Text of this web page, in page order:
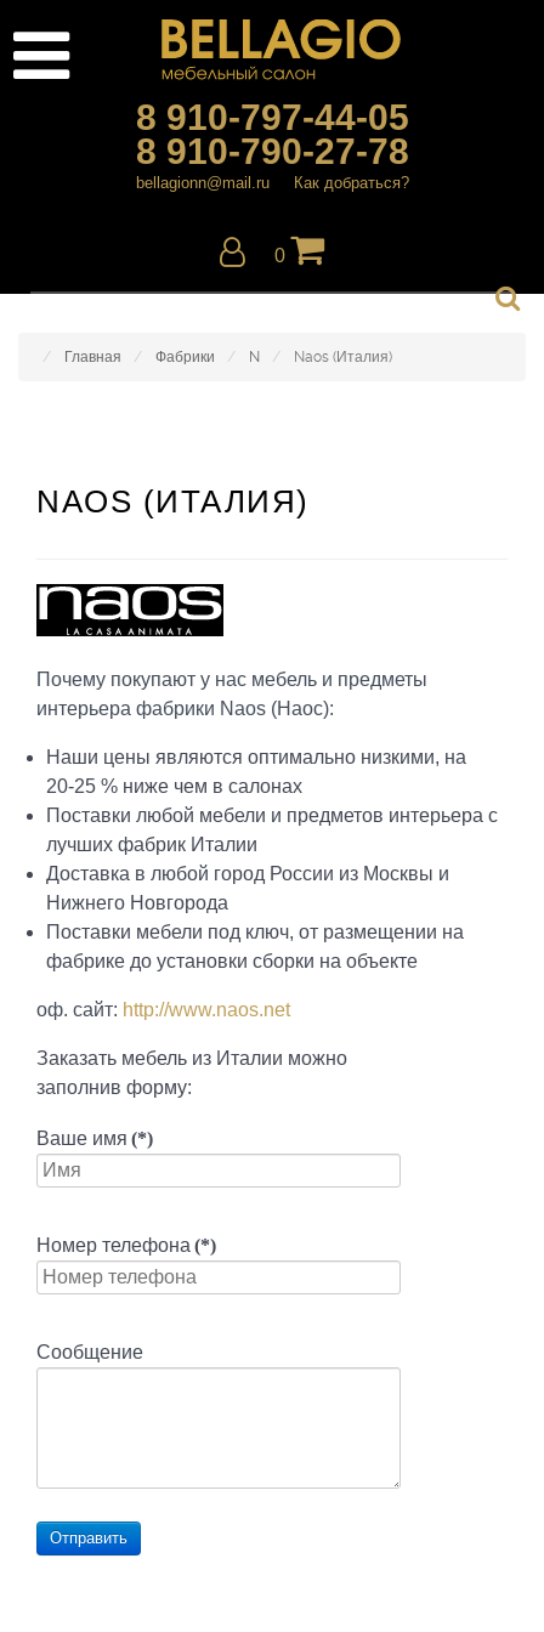
8 910-797-44-05
8 910-790-27-78
bellagionn@mail.ru Как добраться?
0
Главная Фабрики N Naos (Италия)
NAOS (ИТАЛИЯ)
Почему покупают у нас мебель и предметы
интерьера фабрики Naos (Наос):
Наши цены являются оптимально низкими, на
20-25 % ниже чем в салонах
Поставки любой мебели и предметов интерьера с
лучших фабрик Италии
Доставка в любой город России из Москвы и
Нижнего Новгорода
Поставки мебели под ключ, от размещении на
фабрике до установки сборки на объекте
оф. сайт: http://www.naos.net
Заказать мебель из Италии можно
заполнив форму:
Ваше имя (*)
Номер телефона (*)
Сообщение
Отправить